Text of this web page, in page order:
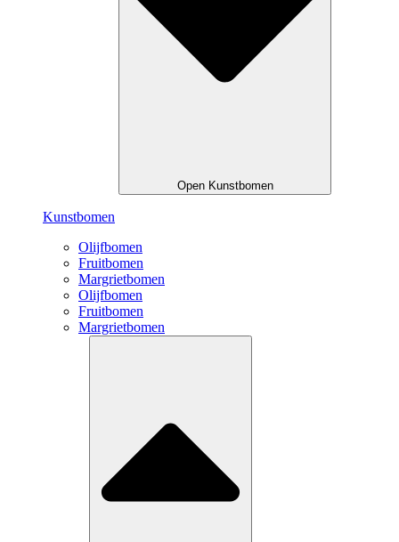
Open Kunstbomen
Kunstbomen
Olijfbomen
Fruitbomen
Margrietbomen
Olijfbomen
Fruitbomen
Margrietbomen